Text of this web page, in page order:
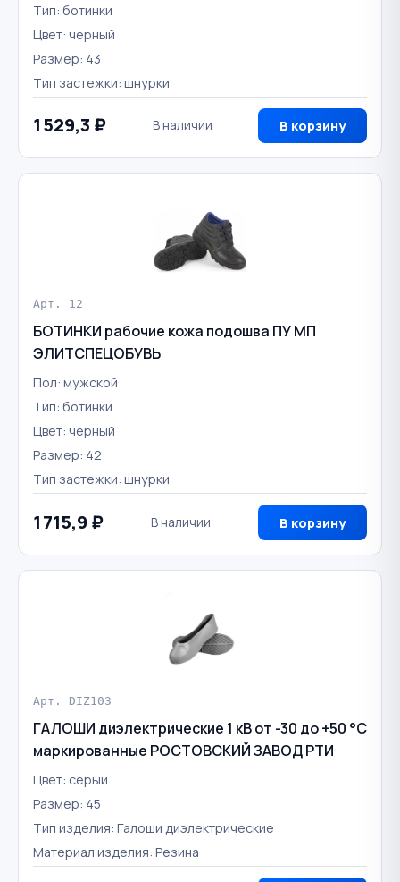
Тип: ботинки
Цвет: черный
Размер: 43
Тип застежки: шнурки
1 529,3 ₽ В наличии В корзину
Арт. 12
БОТИНКИ рабочие кожа подошва ПУ МП
ЭЛИТСПЕЦОБУВЬ
Пол: мужской
Тип: ботинки
Цвет: черный
Размер: 42
Тип застежки: шнурки
1 715,9 ₽ В наличии В корзину
Арт. DIZ103
ГАЛОШИ диэлектрические 1 кВ от -30 до +50 °С
маркированные РОСТОВСКИЙ ЗАВОД РТИ
Цвет: серый
Размер: 45
Тип изделия: Галоши диэлектрические
Материал изделия: Резина